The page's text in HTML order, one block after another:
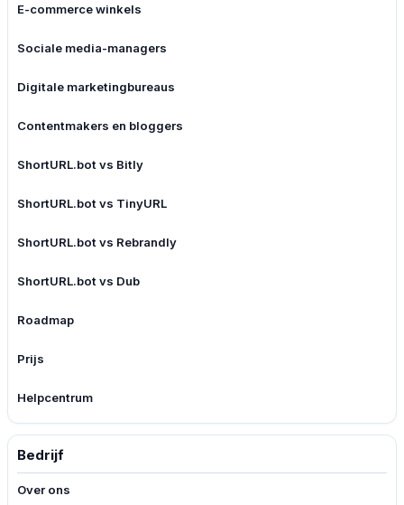
E-commerce winkels
Sociale media-managers
Digitale marketingbureaus
Contentmakers en bloggers
ShortURL.bot vs Bitly
ShortURL.bot vs TinyURL
ShortURL.bot vs Rebrandly
ShortURL.bot vs Dub
Roadmap
Prijs
Helpcentrum
Bedrijf
Over ons